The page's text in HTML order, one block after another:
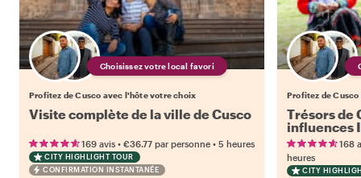
Choisissez votre local favori
Profitez de Cusco avec l'hôte votre choix
Visite complète de la ville de Cusco
169 avis • €36.77 par personne • 5 heures
CITY HIGHLIGHT TOUR
CONFIRMATION INSTANTANÉE
Profitez de
Trésors de
influences
168
heures
CITY